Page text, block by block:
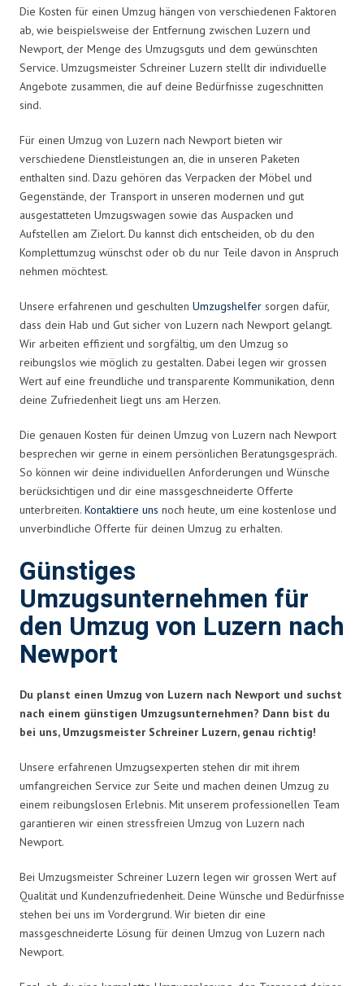
Die Kosten für einen Umzug hängen von verschiedenen Faktoren
ab, wie beispielsweise der Entfernung zwischen Luzern und
Newport, der Menge des Umzugsguts und dem gewünschten
Service. Umzugsmeister Schreiner Luzern stellt dir individuelle
Angebote zusammen, die auf deine Bedürfnisse zugeschnitten
sind.
Für einen Umzug von Luzern nach Newport bieten wir
verschiedene Dienstleistungen an, die in unseren Paketen
enthalten sind. Dazu gehören das Verpacken der Möbel und
Gegenstände, der Transport in unseren modernen und gut
ausgestatteten Umzugswagen sowie das Auspacken und
Aufstellen am Zielort. Du kannst dich entscheiden, ob du den
Komplettumzug wünschst oder ob du nur Teile davon in Anspruch
nehmen möchtest.
Unsere erfahrenen und geschulten Umzugshelfer sorgen dafür,
dass dein Hab und Gut sicher von Luzern nach Newport gelangt.
Wir arbeiten effizient und sorgfältig, um den Umzug so
reibungslos wie möglich zu gestalten. Dabei legen wir grossen
Wert auf eine freundliche und transparente Kommunikation, denn
deine Zufriedenheit liegt uns am Herzen.
Die genauen Kosten für deinen Umzug von Luzern nach Newport
besprechen wir gerne in einem persönlichen Beratungsgespräch.
So können wir deine individuellen Anforderungen und Wünsche
berücksichtigen und dir eine massgeschneiderte Offerte
unterbreiten. Kontaktiere uns noch heute, um eine kostenlose und
unverbindliche Offerte für deinen Umzug zu erhalten.
Günstiges
Umzugsunternehmen für
den Umzug von Luzern nach
Newport
Du planst einen Umzug von Luzern nach Newport und suchst
nach einem günstigen Umzugsunternehmen? Dann bist du
bei uns, Umzugsmeister Schreiner Luzern, genau richtig!
Unsere erfahrenen Umzugsexperten stehen dir mit ihrem
umfangreichen Service zur Seite und machen deinen Umzug zu
einem reibungslosen Erlebnis. Mit unserem professionellen Team
garantieren wir einen stressfreien Umzug von Luzern nach
Newport.
Bei Umzugsmeister Schreiner Luzern legen wir grossen Wert auf
Qualität und Kundenzufriedenheit. Deine Wünsche und Bedürfnisse
stehen bei uns im Vordergrund. Wir bieten dir eine
massgeschneiderte Lösung für deinen Umzug von Luzern nach
Newport.